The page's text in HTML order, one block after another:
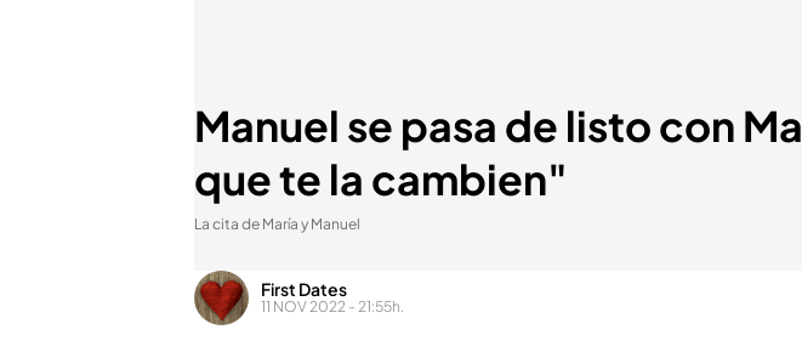
Manuel se pasa de listo con
que te la cambien"
La cita de María y Manuel
First Dates
11 NOV 2022 - 21:55h.